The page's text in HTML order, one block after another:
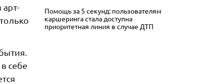
себе
Помощь за 5 секунд: пользователям
каршеринга стала доступна
приоритетная линия в случае ДТП